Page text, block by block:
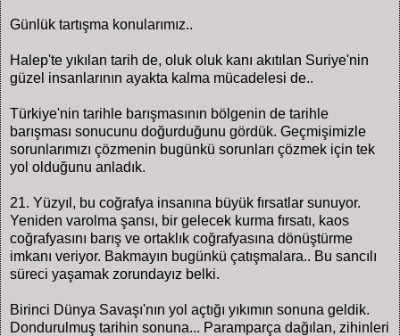
Günlük tartışma konularımız..
Halep'te yıkılan tarih de, oluk oluk kanı akıtılan Suriye'nin
güzel insanlarının ayakta kalma mücadelesi de..
Türkiye'nin tarihle barışmasının bölgenin de tarihle
barışması sonucunu doğurduğunu gördük. Geçmişimizle
sorunlarımızı çözmenin bugünkü sorunları çözmek için tek
yol olduğunu anladık.
21. Yüzyıl, bu coğrafya insanına büyük fırsatlar sunuyor.
Yeniden varolma şansı, bir gelecek kurma fırsatı, kaos
coğrafyasını barış ve ortaklık coğrafyasına dönüştürme
imkanı veriyor. Bakmayın bugünkü çatışmalara.. Bu sancılı
süreci yaşamak zorundayız belki.
Birinci Dünya Savaşı'nın yol açtığı yıkımın sonuna geldik.
Dondurulmuş tarihin sonuna... Paramparça dağılan, zihinleri